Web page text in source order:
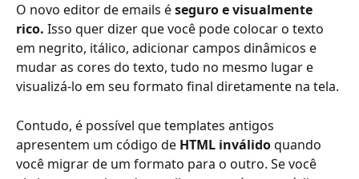
O novo editor de emails é seguro e visualmente
rico. Isso quer dizer que você pode colocar o texto
em negrito, itálico, adicionar campos dinâmicos e
mudar as cores do texto, tudo no mesmo lugar e
visualizá-lo em seu formato final diretamente na tela.
Contudo, é possível que templates antigos
apresentem um código de HTML inválido quando
você migrar de um formato para o outro. Se você